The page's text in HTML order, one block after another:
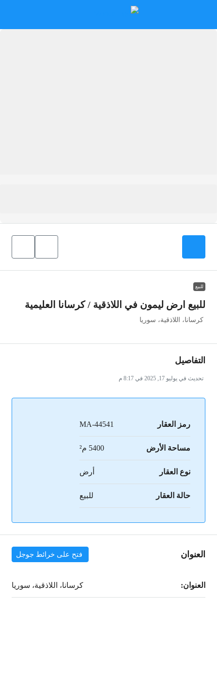
للبيع
للبيع ارض ليمون في اللاذقية / كرسانا العليمية
كرسانا، اللاذقية، سوريا
التفاصيل
تحديث في يوليو 17, 2025 في 8:17 م
رمز العقار MA-44541
مساحة الأرض 5400 م²
نوع العقار أرض
حالة العقار للبيع
العنوان فتح على خرائط جوجل
العنوان: كرسانا، اللاذقية، سوريا